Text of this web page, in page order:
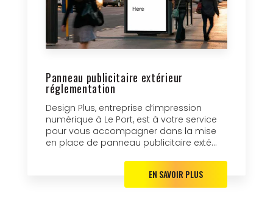
Panneau publicitaire extérieur
réglementation
Design Plus, entreprise d’impression
numérique à Le Port, est à votre service
pour vous accompagner dans la mise
en place de panneau publicitaire exté...
EN SAVOIR PLUS